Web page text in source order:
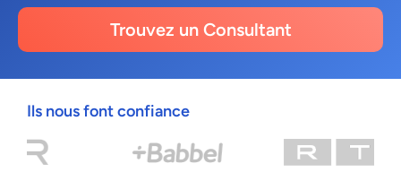
Trouvez un Consultant
Ils nous font confiance